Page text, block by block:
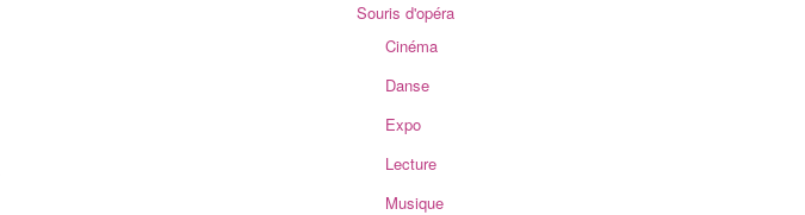
Souris d'opéra
Cinéma
Danse
Expo
Lecture
Musique